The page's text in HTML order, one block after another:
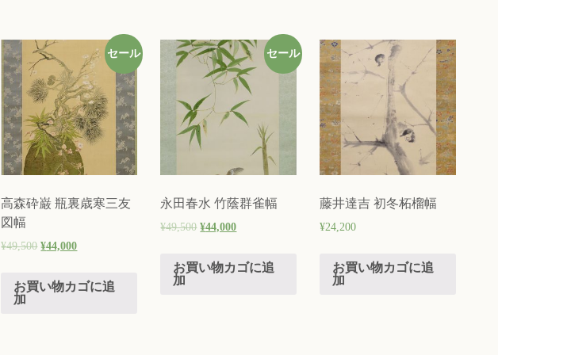
セール
高森砕巌 瓶裏歳寒三友
図幅
¥49,500 ¥44,000
お買い物カゴに追
加
セール
永田春水 竹蔭群雀幅
¥49,500 ¥44,000
お買い物カゴに追
加
藤井達吉 初冬柘榴幅
¥24,200
お買い物カゴに追
加